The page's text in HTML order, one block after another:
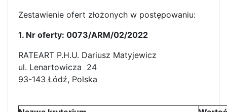
Zestawienie ofert złożonych w postępowaniu:
1. Nr oferty: 0073/ARM/02/2022
RATEART P.H.U. Dariusz Matyjewicz
ul. Lenartowicza 24
93-143 Łódź, Polska